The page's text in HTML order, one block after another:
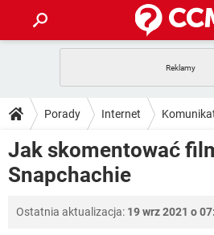
GRY
SPOTIFY
INSTAGRAM
PORADY
PlayStation
GRY
SPOTIFY
INSTAGRAM
DO POBRANIA
ANDROID
FORUM
COVID-19
Porady Internet
Jak skomentować
Snapchachie
Ostatnia aktualizacja: 19 wrz 2021 o